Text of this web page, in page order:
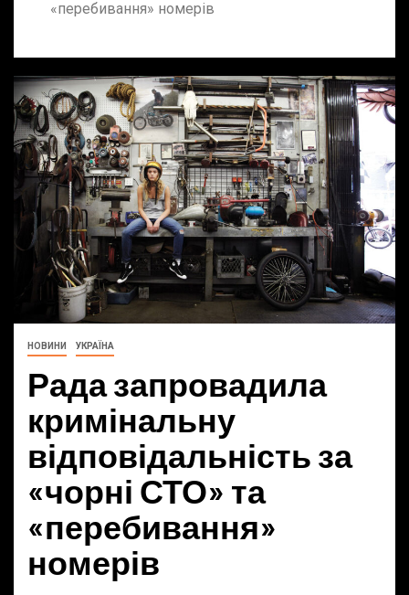
«перебивання» номерів
НОВИНИ УКРАЇНА
Рада запровадила
кримінальну
відповідальність за
«чорні СТО» та
«перебивання»
номерів